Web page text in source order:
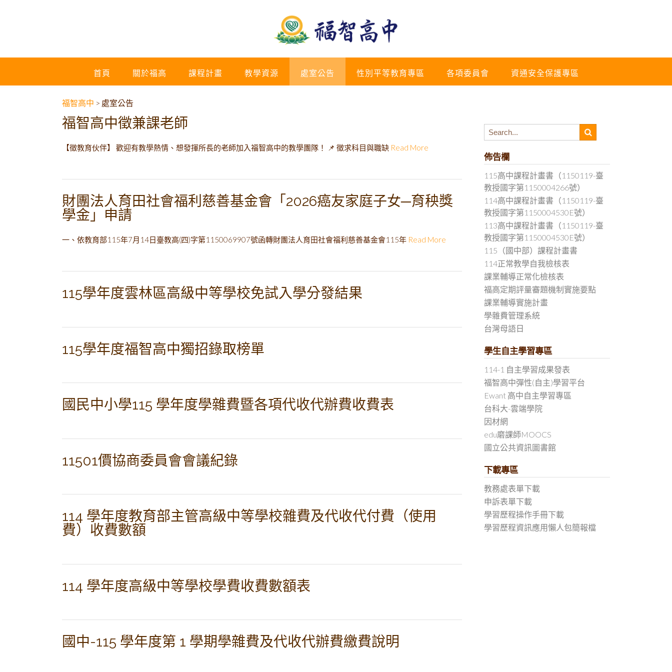
首頁 關於福高 課程計畫 教學資源 處室公告 性別平等教育專區 各項委員會 資通安全保護專區
福智高中 > 處室公告
福智高中徵兼課老師
【徵教育伙伴】 歡迎有教學熱情、想發揮所長的老師加入福智高中的教學團隊！ 📌 徵求科目與職缺 Read More
財團法人育田社會福利慈善基金會「2026癌友家庭子女─育秧獎
學金」申請
一、依教育部115年7月14日臺教高(四)字第1150069907號函轉財團法人育田社會福利慈善基金會115年 Read More
115學年度雲林區高級中等學校免試入學分發結果
115學年度福智高中獨招錄取榜單
國民中小學115 學年度學雜費暨各項代收代辦費收費表
11501價協商委員會會議紀錄
114 學年度教育部主管高級中等學校雜費及代收代付費（使用
費）收費數額
114 學年度高級中等學校學費收費數額表
國中-115 學年度第 1 學期學雜費及代收代辦費繳費說明
佈告欄
115高中課程計畫書（1150119-臺
教授國字第1150004266號）
114高中課程計畫書（1150119-臺
教授國字第1150004530E號）
113高中課程計畫書（1150119-臺
教授國字第1150004530E號）
115（國中部）課程計畫書
114正常教學自我檢核表
課業輔導正常化檢核表
福高定期評量審題機制實施要點
課業輔導實施計畫
學雜費管理系統
台灣母語日
學生自主學習專區
114-1 自主學習成果發表
福智高中彈性(自主)學習平台
Ewant 高中自主學習專區
台科大-雲端學院
因材網
edu磨課師MOOCS
國立公共資訊圖書館
下載專區
教務處表單下載
申訴表單下載
學習歷程操作手冊下載
學習歷程資訊應用懶人包簡報檔